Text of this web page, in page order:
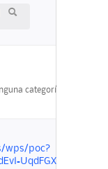
categoría
wps/poc?